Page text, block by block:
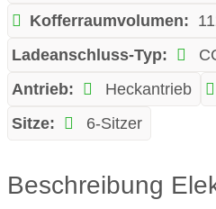
Kofferraumvolumen:
Ladeanschluss-Typ:
Antrieb:
Heckantrieb
Sitze:
6-Sitzer
Beschreibung